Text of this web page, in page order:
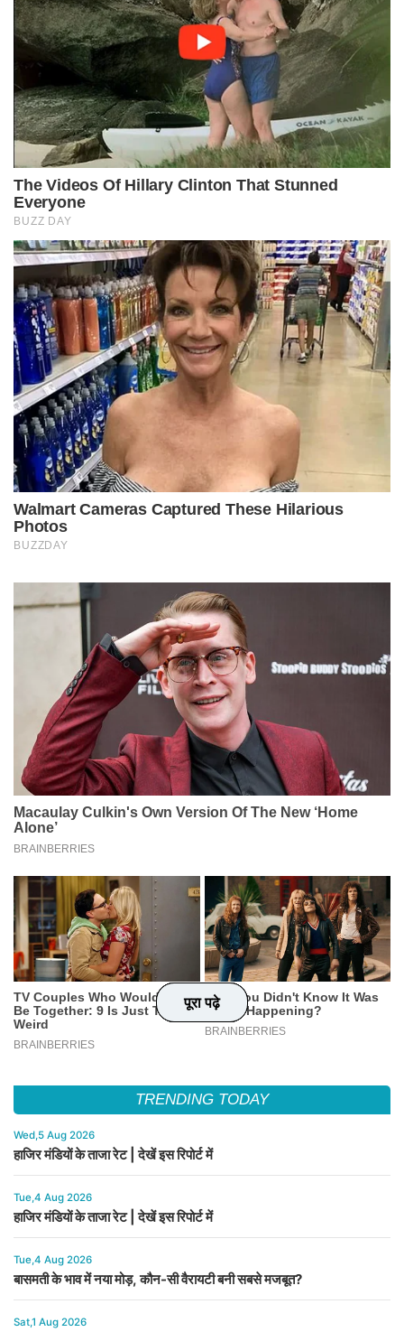
पूरा पढ़े
पूरा पढ़े
पूरा पढ़े
पूरा पढ़े
TRENDING TODAY
Wed,5 Aug 2026
हाजिर मंडियों के ताजा रेट | देखें इस रिपोर्ट में
Tue,4 Aug 2026
हाजिर मंडियों के ताजा रेट | देखें इस रिपोर्ट में
Tue,4 Aug 2026
बासमती के भाव में नया मोड़, कौन-सी वैरायटी बनी सबसे मजबूत?
Sat,1 Aug 2026